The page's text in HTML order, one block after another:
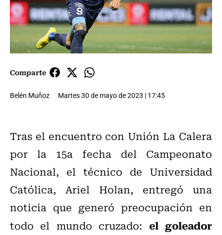
Comparte
Belén Muñoz Martes 30 de mayo de 2023 | 17:45
Tras el encuentro con Unión La Calera
por la 15a fecha del Campeonato
Nacional, el técnico de Universidad
Católica, Ariel Holan, entregó una
noticia que generó preocupación en
todo el mundo cruzado: el goleador